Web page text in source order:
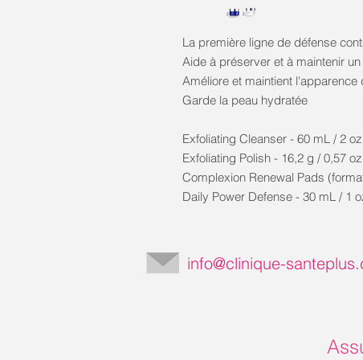
La première ligne de défense
Aide à préserver et à maintenir
Améliore et maintient
Garde la peau hydratée
Exfoliating Cleanser - 60 mL / 2
Exfoliating Polish - 16,2 g / 0,57
Complexion Renewal Pads
Daily Power Defense - 30 mL / 1
info@clinique-